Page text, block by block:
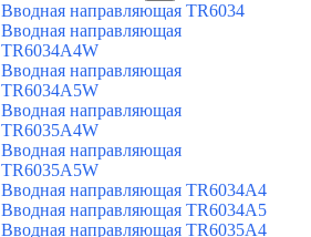
Вводная направляющая TR6034
Вводная направляющая
TR6034A4W
Вводная направляющая
TR6034A5W
Вводная направляющая
TR6035A4W
Вводная направляющая
TR6035A5W
Вводная направляющая TR6034A4
Вводная направляющая TR6034A5
Вводная направляющая TR6035A4